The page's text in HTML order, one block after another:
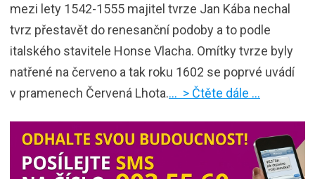
mezi lety 1542-1555 majitel tvrze Jan Kába nechal
tvrz přestavět do renesanční podoby a to podle
italského stavitele Honse Vlacha. Omítky tvrze byly
natřené na červeno a tak roku 1602 se poprvé uvádí
v pramenech Červená Lhota.… > Čtěte dále …